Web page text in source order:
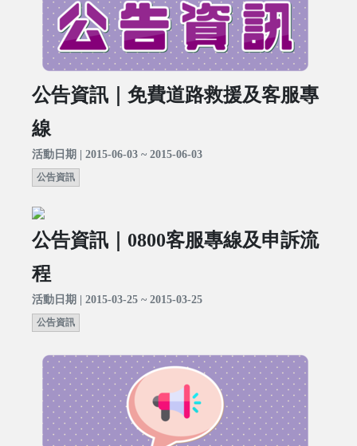
公告資訊｜免費道路救援及客服專
線
活動日期 | 2015-06-03 ~ 2015-06-03
公告資訊
公告資訊｜0800客服專線及申訴流
程
活動日期 | 2015-03-25 ~ 2015-03-25
公告資訊